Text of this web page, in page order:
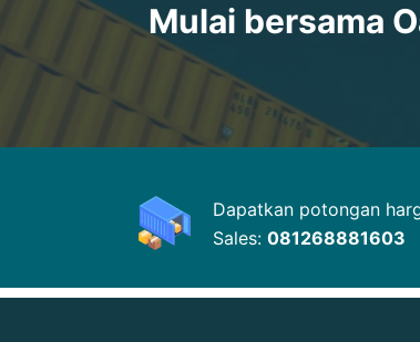
Mulai bersama
Dapatkan potongan
Sales:081268881603